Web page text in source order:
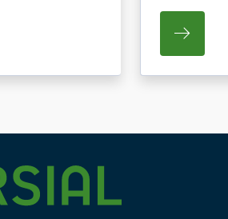
HANNO AVVIATO LA SU